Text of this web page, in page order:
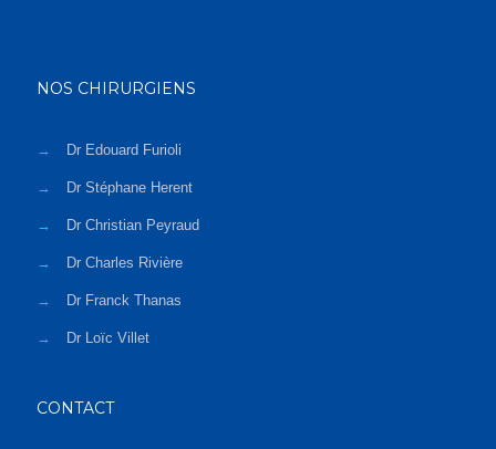
NOS CHIRURGIENS
→ Dr Edouard Furioli
→ Dr Stéphane Herent
→ Dr Christian Peyraud
→ Dr Charles Rivière
→ Dr Franck Thanas
→ Dr Loïc Villet
CONTACT